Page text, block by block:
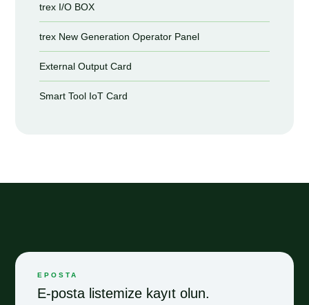
trex I/O BOX
trex New Generation Operator Panel
External Output Card
Smart Tool IoT Card
EPOSTA
E-posta listemize kayıt olun.